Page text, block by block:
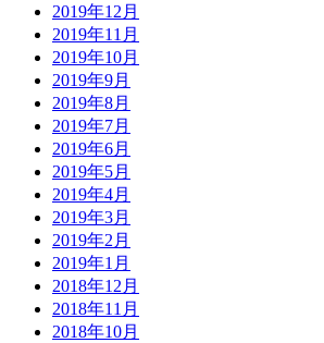
2019年12月
2019年11月
2019年10月
2019年9月
2019年8月
2019年7月
2019年6月
2019年5月
2019年4月
2019年3月
2019年2月
2019年1月
2018年12月
2018年11月
2018年10月